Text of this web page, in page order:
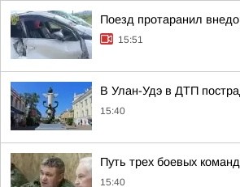
Поезд протаранил
15:51
В Улан-Удэ в ДТП
15:40
Путь трех боевых
15:40